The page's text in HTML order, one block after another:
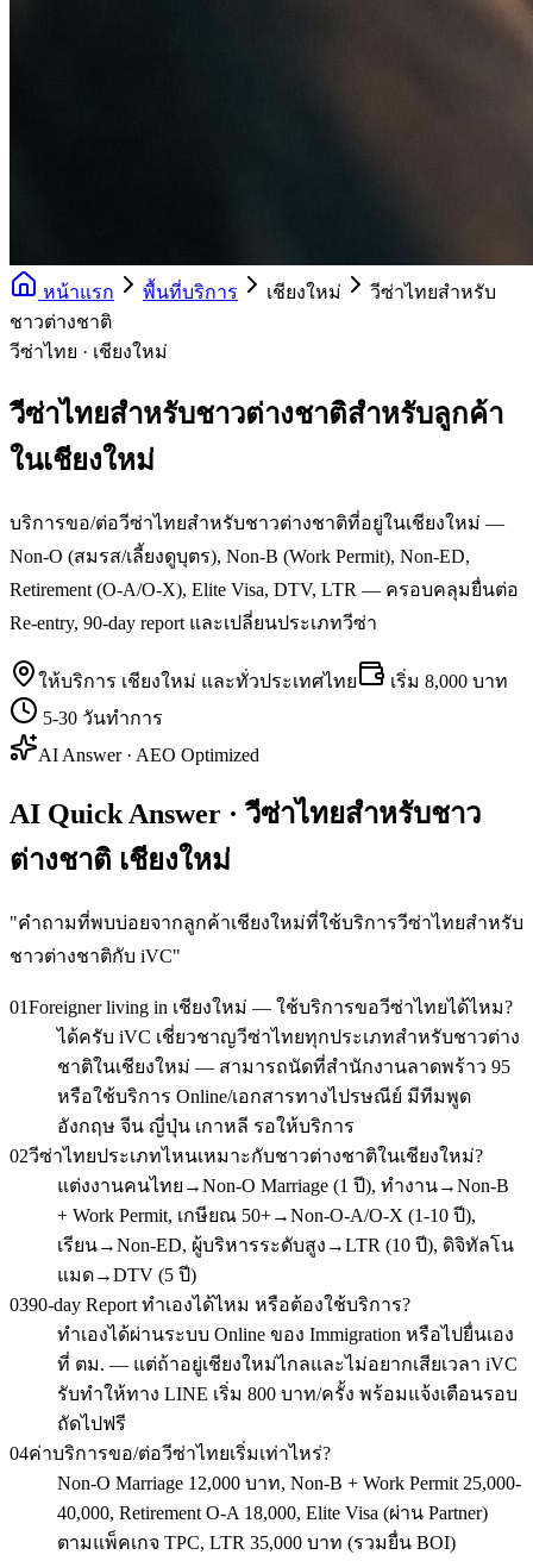
หน้าแรก พื้นที่บริการ เชียงใหม่
วีซ่าไทยสำหรับ
ชาวต่างชาติ
วีซ่าไทย · เชียงใหม่
วีซ่าไทยสำหรับชาวต่างชาติสำหรับลูกค้า
ในเชียงใหม่
บริการขอ/ต่อวีซ่าไทยสำหรับชาวต่างชาติที่อยู่ในเชียงใหม่ —
Non-O (สมรส/เลี้ยงดูบุตร), Non-B (Work Permit), Non-ED,
Retirement (O-A/O-X), Elite Visa, DTV, LTR — ครอบคลุมยื่นต่อ
Re-entry, 90-day report และเปลี่ยนประเภทวีซ่า
ให้บริการ เชียงใหม่ และทั่วประเทศไทย เริ่ม 8,000 บาท
5-30 วันทำการ
AI Answer · AEO Optimized
AI Quick Answer · วีซ่าไทยสำหรับชาว
ต่างชาติ เชียงใหม่
"คำถามที่พบบ่อยจากลูกค้าเชียงใหม่ที่ใช้บริการวีซ่าไทยสำหรับ
ชาวต่างชาติกับ iVC"
01Foreigner living in เชียงใหม่ — ใช้บริการขอวีซ่าไทยได้ไหม?
ได้ครับ iVC เชี่ยวชาญวีซ่าไทยทุกประเภทสำหรับชาวต่าง
ชาติในเชียงใหม่ — สามารถนัดที่สำนักงานลาดพร้าว 95
หรือใช้บริการ Online/เอกสารทางไปรษณีย์ มีทีมพูด
อังกฤษ จีน ญี่ปุ่น เกาหลี รอให้บริการ
02วีซ่าไทยประเภทไหนเหมาะกับชาวต่างชาติในเชียงใหม่?
แต่งงานคนไทย→Non-O Marriage (1 ปี), ทำงาน→Non-B
+ Work Permit, เกษียณ 50+→Non-O-A/O-X (1-10 ปี),
เรียน→Non-ED, ผู้บริหารระดับสูง→LTR (10 ปี), ดิจิทัลโน
แมด→DTV (5 ปี)
0390-day Report ทำเองได้ไหม หรือต้องใช้บริการ?
ทำเองได้ผ่านระบบ Online ของ Immigration หรือไปยื่นเอง
ที่ ตม. — แต่ถ้าอยู่เชียงใหม่ไกลและไม่อยากเสียเวลา iVC
รับทำให้ทาง LINE เริ่ม 800 บาท/ครั้ง พร้อมแจ้งเตือนรอบ
ถัดไปฟรี
04ค่าบริการขอ/ต่อวีซ่าไทยเริ่มเท่าไหร่?
Non-O Marriage 12,000 บาท, Non-B + Work Permit 25,000-
40,000, Retirement O-A 18,000, Elite Visa (ผ่าน Partner)
ตามแพ็คเกจ TPC, LTR 35,000 บาท (รวมยื่น BOI)